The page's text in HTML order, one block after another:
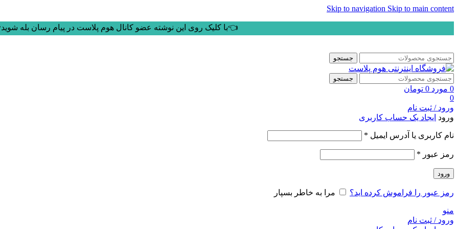
Skip to navigation Skip to main content
👈با کلیک روی این نوشته عضو کانال هوم پلاست در پیام رسان بله
جستجو
جستجو
0 مورد 0 تومان
0
ورود / ثبت نام
ورود ایجاد یک حساب کاربری
نام کاربری یا آدرس ایمیل *
رمز عبور *
ورود
رمز عبور را فراموش کرده اید؟ مرا به خاطر بسپار
منو
ورود / ثبت نام